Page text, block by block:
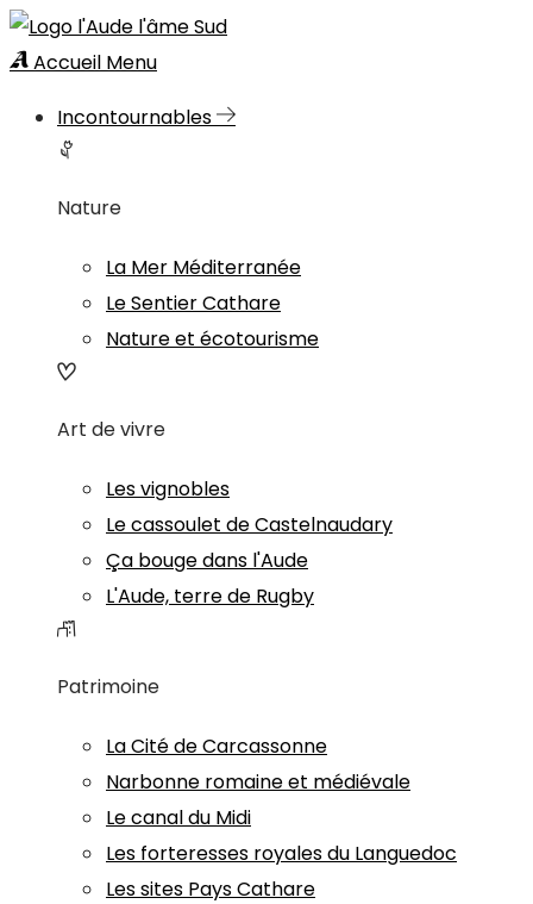
Accueil Menu
Incontournables
Nature
La Mer Méditerranée
Le Sentier Cathare
Nature et écotourisme
Art de vivre
Les vignobles
Le cassoulet de Castelnaudary
Ça bouge dans l'Aude
L'Aude, terre de Rugby
Patrimoine
La Cité de Carcassonne
Narbonne romaine et médiévale
Le canal du Midi
Les forteresses royales du Languedoc
Les sites Pays Cathare